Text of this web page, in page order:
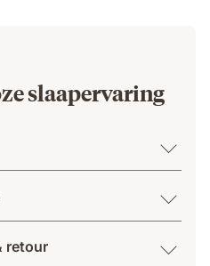
slaapervaring
retour